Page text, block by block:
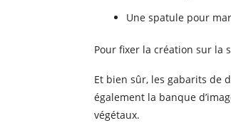
Une spatule pour
Pour fixer la création sur la
Et bien sûr, les gabarits de
également la banque
végétaux.